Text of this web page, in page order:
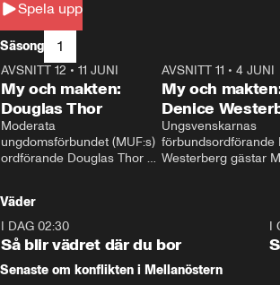
Spela upp
Säsong 1
26:27
AVSNITT 12 • 11 JUNI
My och makten:
Douglas Thor
Moderata
ungdomsförbundet (MUF:s)
ordförande Douglas Thor
tonårsutvisningarna och hur
Moderaterna ska locka
väljare till valet i höst.
AVSNITT 11 •4 JUNI
My och
Denice
Ungsvenskarnas
förbundsordförande
Westerberg gästar
Väder
I DAG 02:30
Så blir vädret där du bor
I
Senaste om konflikten i Mellanöstern